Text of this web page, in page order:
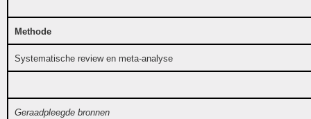
Methode
Systematische review en meta-analyse
Geraadpleegde bronnen